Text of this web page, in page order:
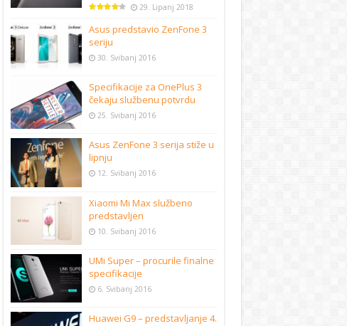
29. Lipanj 2018
Asus predstavio ZenFone 3
seriju
30. Svibanj 2016
Specifikacije za OnePlus 3
čekaju službenu potvrdu
25. Svibanj 2016
Asus ZenFone 3 serija stiže u
lipnju
12. Svibanj 2016
Xiaomi Mi Max službeno
predstavljen
10. Svibanj 2016
UMi Super – procurile finalne
specifikacije
6. Svibanj 2016
Huawei G9 – predstavljanje 4.